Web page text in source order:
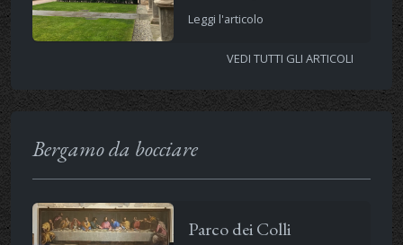
Leggi l'articolo
VEDI TUTTI GLI ARTICOLI
Bergamo da bocciare
Parco dei Colli